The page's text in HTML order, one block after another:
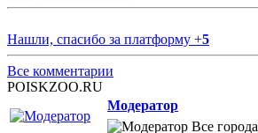
Нашли, спасибо за платформу +5
Все комментарии
POISKZOO.RU
Модератор
Все города